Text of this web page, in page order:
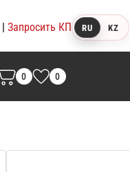
| Запросить КП RU KZ
0 0